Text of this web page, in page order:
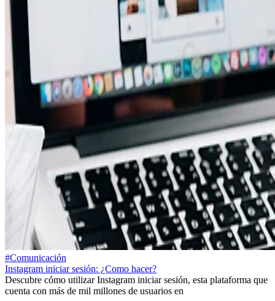
#Comunicación
Instagram iniciar sesión: ¿Como hacer?
Descubre cómo utilizar Instagram iniciar sesión, esta plataforma que
cuenta con más de mil millones de usuarios en